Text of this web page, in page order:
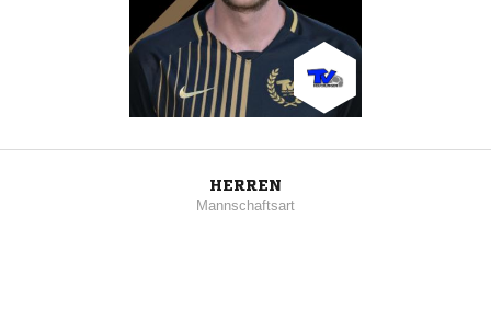
HERREN
Mannschaftsart